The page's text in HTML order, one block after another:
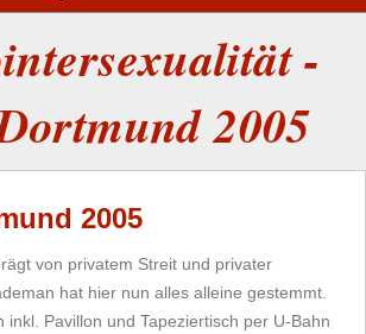
-
2005
2005
von privatem Streit und privater
hat hier nun alles alleine gestemmt.
inkl. Pavillon und Tapeziertisch per U-Bahn